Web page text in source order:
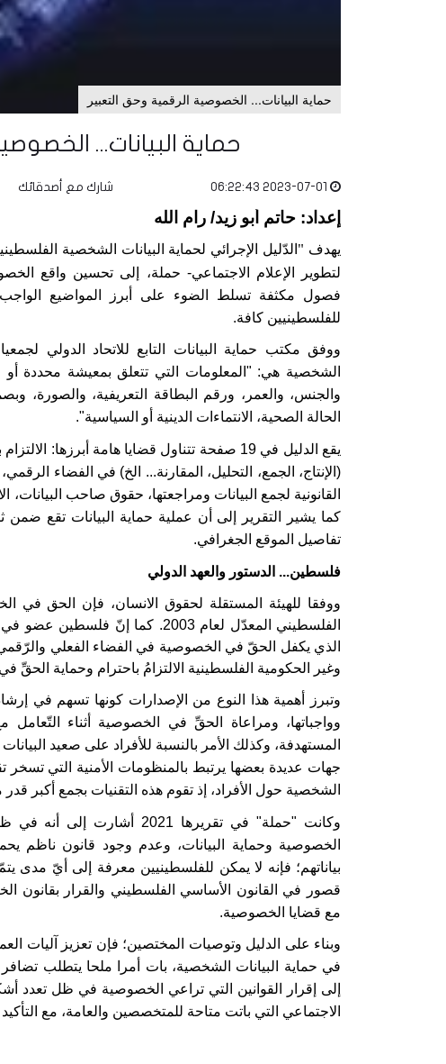
حماية البيانات... الخصوصية الرقمية وحق التعبير
حماية البيانات...
2023-07-01 06:22:43 شارك مع أصدقائك
إعداد: حاتم أبو زيد/ رام الله
يهدف " الدّليل الإجرائي لحماية البيانات الشخصية
فصول مكثفة تسلط الضوء على أبرز المواضيع
للفلسطينيين كافة.
ووفق مكتب حماية البيانات التابع للاتحاد الدولي
الشخصية هي: "المعلومات التي تتعلق بمعيشة محددة أو
والجنس، والعمر، ورقم البطاقة التعريفية، والصورة،
الحالة الصحية، الانتماءات الدينية أو السياسية".
يقع الدليل في 19 صفحة تتناول قضايا هامة
(الإنتاج، الجمع، التحليل، المقارنة... الخ) في الفضاء
القانونية لجمع البيانات ومراجعتها، حقوق صاحب البيانات،
كما يشير التقرير إلى أن عملية حماية البيانات تقع ضمن
تفاصيل الموقع الجغرافي.
فلسطين... الدستور والعهد الدولي
ووفقا للهيئة المستقلة لحقوق الانسان، فإن الحق
الفلسطيني المعدّل لعام 2003. كما
الذي يكفل الحقّ في الخصوصية في الفضاء الفعلي
وغير الحكومية الفلسطينية الالتزامُ باحترام وحماية
وتبرز أهمية هذا النوع من الإصدارات كونها تسهم في
وواجباتها، ومراعاة الحقِّ في الخصوصية أثناء التّعامل
المستهدفة، وكذلك الأمر بالنسبة للأفراد على صعيد
جهات عديدة بعضها يرتبط بالمنظومات الأمنية التي تسخر
الشخصية حول الأفراد، إذ تقوم هذه التقنيات بجمع أكبر
وكانت "حملة" في تقريرها 2021 أشارت إلى أنه في ظل غياب جهة مسؤولة
الخصوصية وحماية البيانات، وعدم وجود قانون
بياناتهم؛ فإنه لا يمكن للفلسطينيين معرفة إلى أيّ مدى
مع قضايا الخصوصية.
وبناء على الدليل وتوصيات المختصين؛ فإن تعزيز آليات
في حماية البيانات الشخصية، بات أمرا ملحا يتطلب تضافر
إلى إقرار القوانين التي تراعي الخصوصية في ظل تعدد
الاجتماعي التي باتت متاحة للمتخصصين والعامة، مع